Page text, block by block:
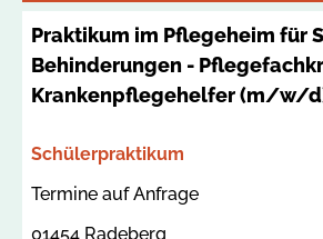
Praktikum im Pflegeheim für
Behinderungen -
Krankenpflegehelfer (m/w/
Bereich
Schülerpraktikum
Termin
Termine auf Anfrage
Ort
01454 Radeberg